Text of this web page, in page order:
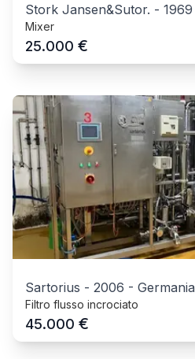
Stork Jansen&Sutor. - 1969
Mixer
25.000 €
Sartorius - 2006 - Germania
Filtro flusso incrociato
45.000 €